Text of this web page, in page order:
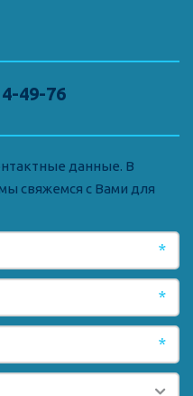
49-76
данные. В
свяжемся с Вами для
*
*
*